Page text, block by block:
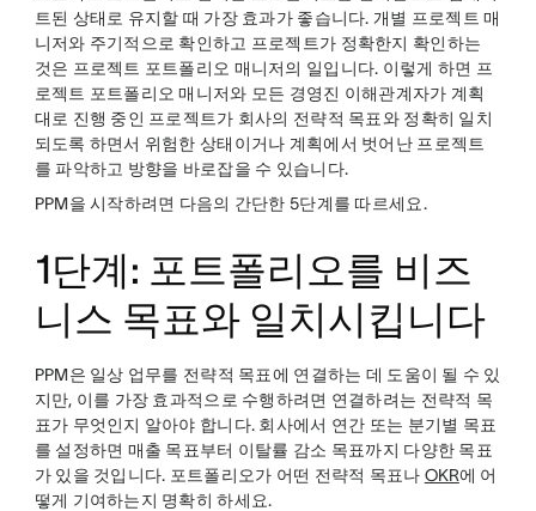
트된 상태로 유지할 때 가장 효과가 좋습니다. 개별 프로젝트 매
니저와 주기적으로 확인하고 프로젝트가 정확한지 확인하는
것은 프로젝트 포트폴리오 매니저의 일입니다. 이렇게 하면 프
로젝트 포트폴리오 매니저와 모든 경영진 이해관계자가 계획
대로 진행 중인 프로젝트가 회사의 전략적 목표와 정확히 일치
되도록 하면서 위험한 상태이거나 계획에서 벗어난 프로젝트
를 파악하고 방향을 바로잡을 수 있습니다.
PPM을 시작하려면 다음의 간단한 5단계를 따르세요.
1단계: 포트폴리오를 비즈
니스 목표와 일치시킵니다
PPM은 일상 업무를 전략적 목표에 연결하는 데 도움이 될 수 있
지만, 이를 가장 효과적으로 수행하려면 연결하려는 전략적 목
표가 무엇인지 알아야 합니다. 회사에서 연간 또는 분기별 목표
를 설정하면 매출 목표부터 이탈률 감소 목표까지 다양한 목표
가 있을 것입니다. 포트폴리오가 어떤 전략적 목표나 OKR에 어
떻게 기여하는지 명확히 하세요.